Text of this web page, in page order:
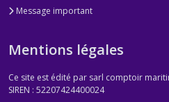
Message important
Mentions légales
Ce site est édité par sarl comptoir
SIREN : 52207424400024